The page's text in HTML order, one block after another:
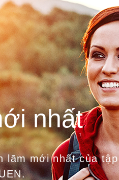
nhất
lãm mới nhất của tập